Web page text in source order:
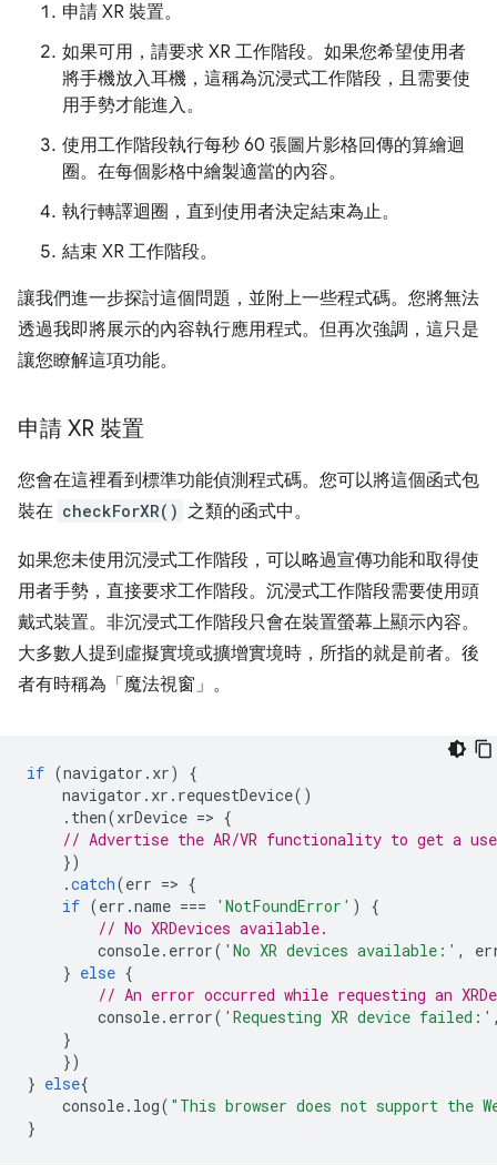
申請 XR 裝置。
如果可用，請要求 XR 工作階段。如果您希望使用者
將手機放入耳機，這稱為沉浸式工作階段，且需要使
用手勢才能進入。
使用工作階段執行每秒 60 張圖片影格回傳的算繪迴
圈。在每個影格中繪製適當的內容。
執行轉譯迴圈，直到使用者決定結束為止。
結束 XR 工作階段。
讓我們進一步探討這個問題，並附上一些程式碼。您將無法
透過我即將展示的內容執行應用程式。但再次強調，這只是
讓您瞭解這項功能。
申請 XR 裝置
您會在這裡看到標準功能偵測程式碼。您可以將這個函式包
裝在 checkForXR() 之類的函式中。
如果您未使用沉浸式工作階段，可以略過宣傳功能和取得使
用者手勢，直接要求工作階段。沉浸式工作階段需要使用頭
戴式裝置。非沉浸式工作階段只會在裝置螢幕上顯示內容。
大多數人提到虛擬實境或擴增實境時，所指的就是前者。後
者有時稱為「魔法視窗」。
if (navigator . xr)
{
navigator . xr . requestDevice()
. then(xrDevice => {
// Advertise the AR/VR functionality to get a
})
.catch(err => {
if (err .name === 'NotFoundError' )
{
// No XRDevices available.
console. error( 'No XR devices available:' ,
} else {
// An error occurred while requesting an
console. error( 'Requesting XR device failed:'
}
})
} else{
console. log( "This browser does not support the
}